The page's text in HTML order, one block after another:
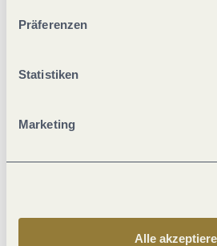
Präferenzen
Statistiken
Marketing
Alle